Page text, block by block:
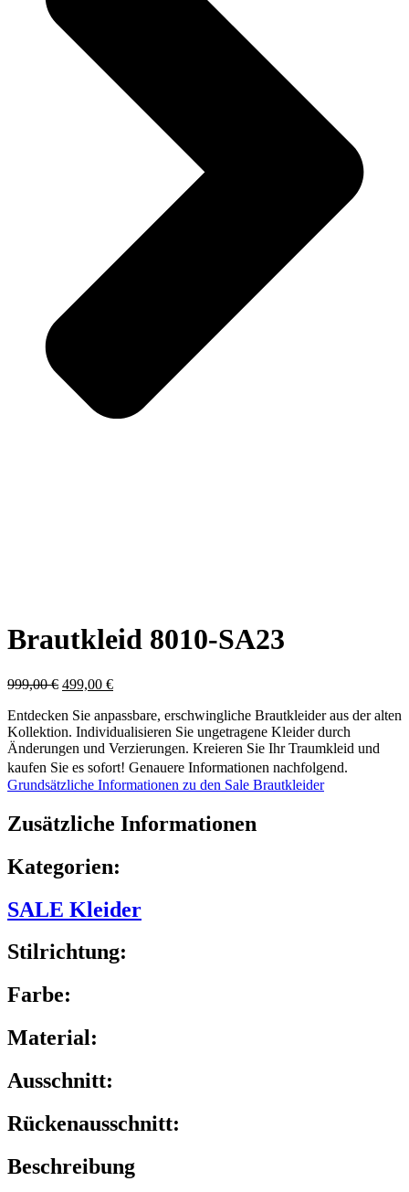
Brautkleid 8010-SA23
999,00€ Ursprünglicher
war:
999,00 €
499,00 €Aktueller
ist:
499,00 €.
Entdecken Sie anpassbare, erschwingliche Brautkleider aus der alten
Kollektion. Individualisieren Sie ungetragene Kleider durch
Änderungen und Verzierungen. Kreieren Sie Ihr Traumkleid und
kaufen Sie es sofort! Genauere Informationen nachfolgend.
Grundsätzliche Informationen zu den Sale Brautkleider
Zusätzliche Informationen
Kategorien:
SALE Kleider
Stilrichtung:
Farbe:
Material:
Ausschnitt:
Rückenausschnitt:
Beschreibung